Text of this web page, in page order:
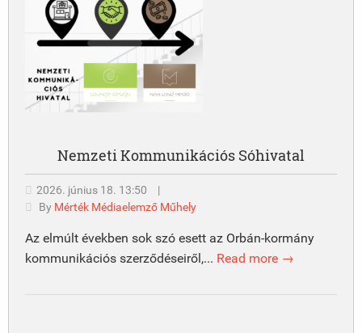
Nemzeti Kommunikációs Sóhivatal
2026. június 18. 13:50
|
By Mérték Médiaelemző Műhely
Az elmúlt években sok szó esett az Orbán-kormány
kommunikációs szerződéseiről,... Read more →